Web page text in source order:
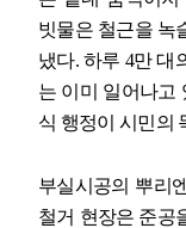
빗물은 철근을 녹
냈다.하루 4만 대
는 이미 일어나고
식 행정이 시민의
부실시공의 뿌리
철거 현장은 준공